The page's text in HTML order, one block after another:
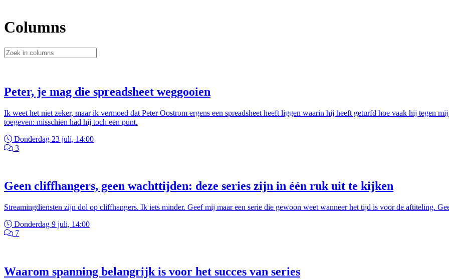
Columns
Peter, je mag die spreadsheet weggooien
Ik weet het niet zeker, maar ik vermoed dat Peter Oostrom ergens een spreadsheet heeft liggen waarin hij heeft geturfd hoe vaak hij tegen
toegeven: misschien had hij toch een punt.
Donderdag 23 juli, 14:00
3
Geen cliffhangers, geen wachttijden: deze series zijn in één ruk uit te kijken
Streamingdiensten zijn dol op cliffhangers. Ik iets minder. Geef mij maar een serie die gewoon weet wanneer het tijd is voor de aftiteling.
Donderdag 9 juli, 14:00
7
Waarom spanning belangrijk is voor het succes van series